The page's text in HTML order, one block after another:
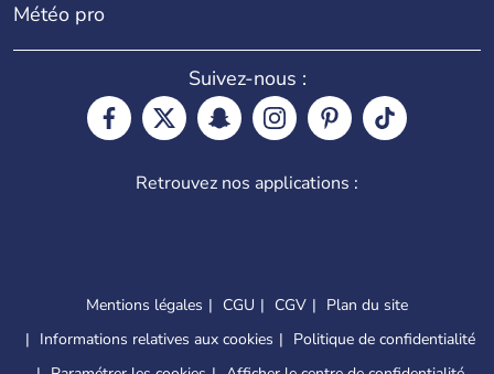
Météo pro
Suivez-nous :
Retrouvez nos applications :
Mentions légales CGU CGV
Plan du site
Informations relatives aux cookies
Politique de confidentialité